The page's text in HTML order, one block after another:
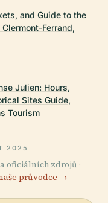
and Guide to the
Ferrand,
Julien: Hours,
Sites Guide,
Tourism
2025
oficiálních zdrojů ·
průvodce →